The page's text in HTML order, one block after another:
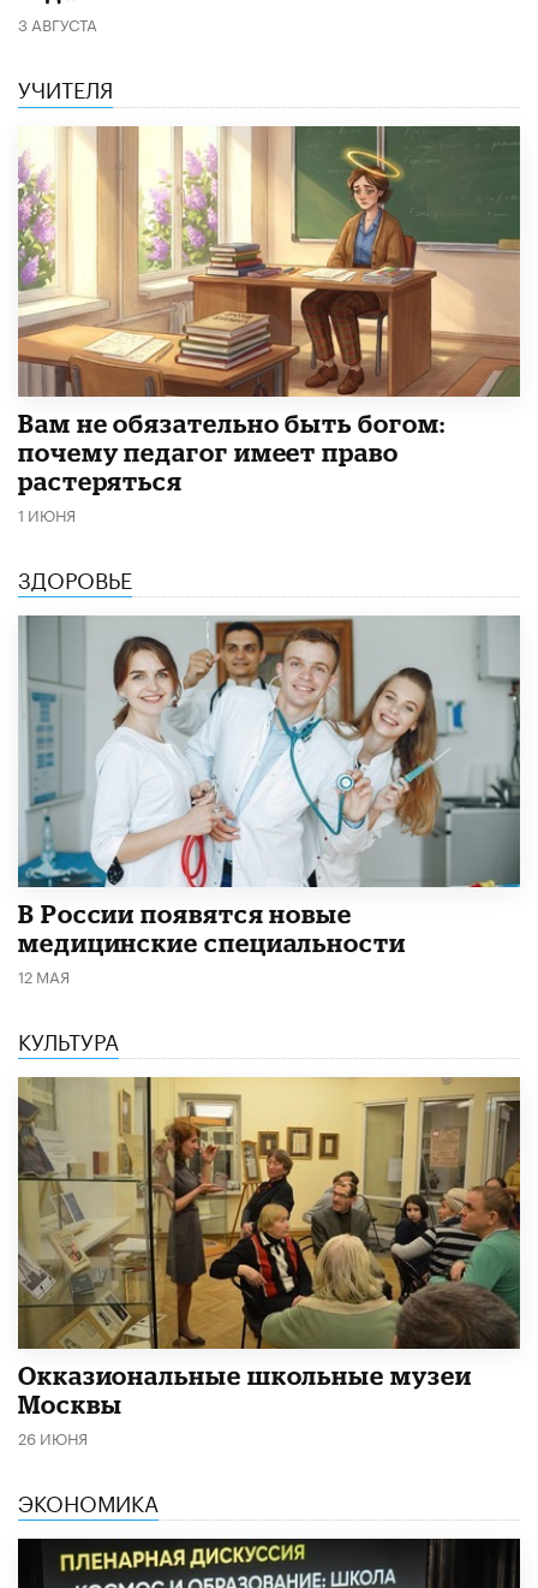
3 АВГУСТА
УЧИТЕЛЯ
​Вам не обязательно быть богом:
почему педагог имеет право
растеряться
1 ИЮНЯ
ЗДОРОВЬЕ
В России появятся новые
медицинские специальности
12 МАЯ
КУЛЬТУРА
​Окказиональные школьные музеи
Москвы
26 ИЮНЯ
ЭКОНОМИКА